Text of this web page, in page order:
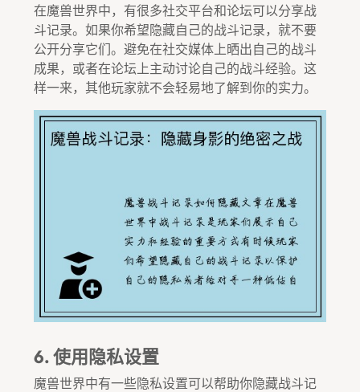
在魔兽世界中，有很多社交平台和论坛可以分享战
斗记录。如果你希望隐藏自己的战斗记录，就不要
公开分享它们。避免在社交媒体上晒出自己的战斗
成果，或者在论坛上主动讨论自己的战斗经验。这
样一来，其他玩家就不会轻易地了解到你的实力。
6. 使用隐私设置
魔兽世界中有一些隐私设置可以帮助你隐藏战斗记